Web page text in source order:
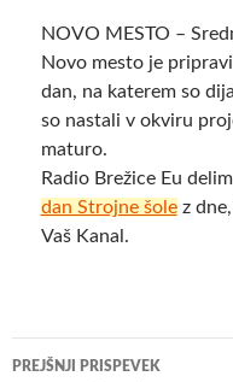
NOVO MESTO –
Novo mesto je
dan, na katerem so
so nastali v okviru
maturo.
Radio Brežice Eu
dan Strojne šolez
Vaš Kanal.
Krmarjenje
PREJŠNJI PRISPEVEK